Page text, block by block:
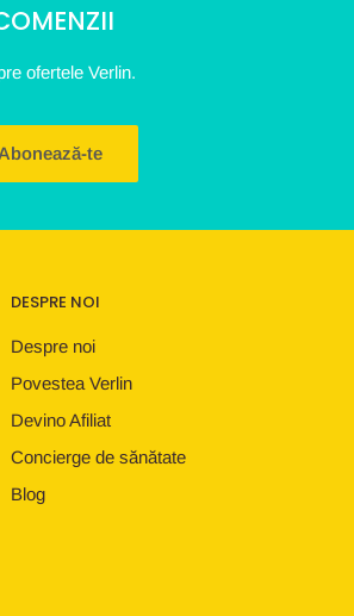
ofertele Verlin.
te
DESPRE NOI
Despre noi
Povestea Verlin
Devino Afiliat
Concierge de sănătate
Blog